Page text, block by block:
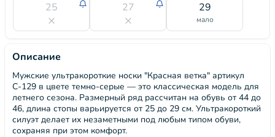
25 27 29
мало
Описание
Мужские ультракороткие носки "Красная ветка" артикул
С-129 в цвете темно-серые — это классическая модель для
летнего сезона. Размерный ряд рассчитан на обувь от 44 до
46, длина стопы варьируется от 25 до 29 см. Ультракороткий
силуэт делает их незаметными под любым типом обуви,
сохраняя при этом комфорт.